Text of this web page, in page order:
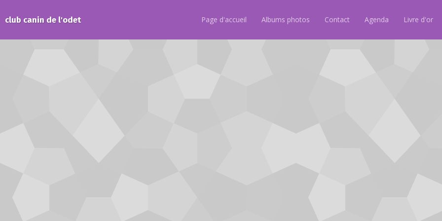
club canin de l'odet Page d'accueil Albums photos Contact Agenda Livre d'or